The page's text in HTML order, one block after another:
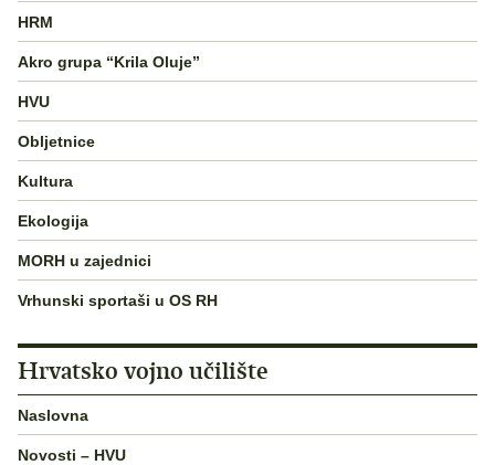
HRM
Akro grupa “Krila Oluje”
HVU
Obljetnice
Kultura
Ekologija
MORH u zajednici
Vrhunski sportaši u OS RH
Hrvatsko vojno učilište
Naslovna
Novosti – HVU